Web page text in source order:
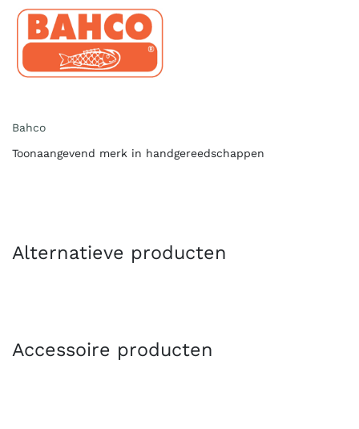
Bahco
Toonaangevend merk in handgereedschappen
Alternatieve producten
Accessoire producten